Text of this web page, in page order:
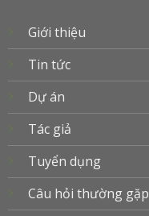
Giới thiệu
Tin tức
Dự án
Tác giả
Tuyển dụng
Câu hỏi thường gặp